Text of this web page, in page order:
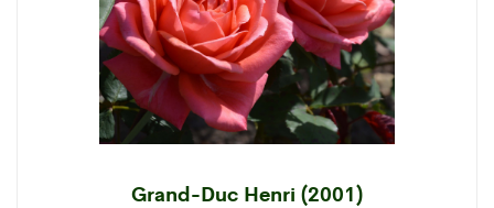
Grand-Duc Henri (2001)